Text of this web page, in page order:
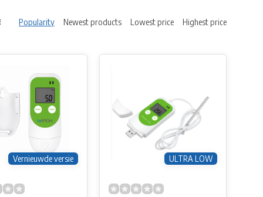
Popularity Newest products Lowest price Highest price
Vernieuwde versie ULTRA LOW